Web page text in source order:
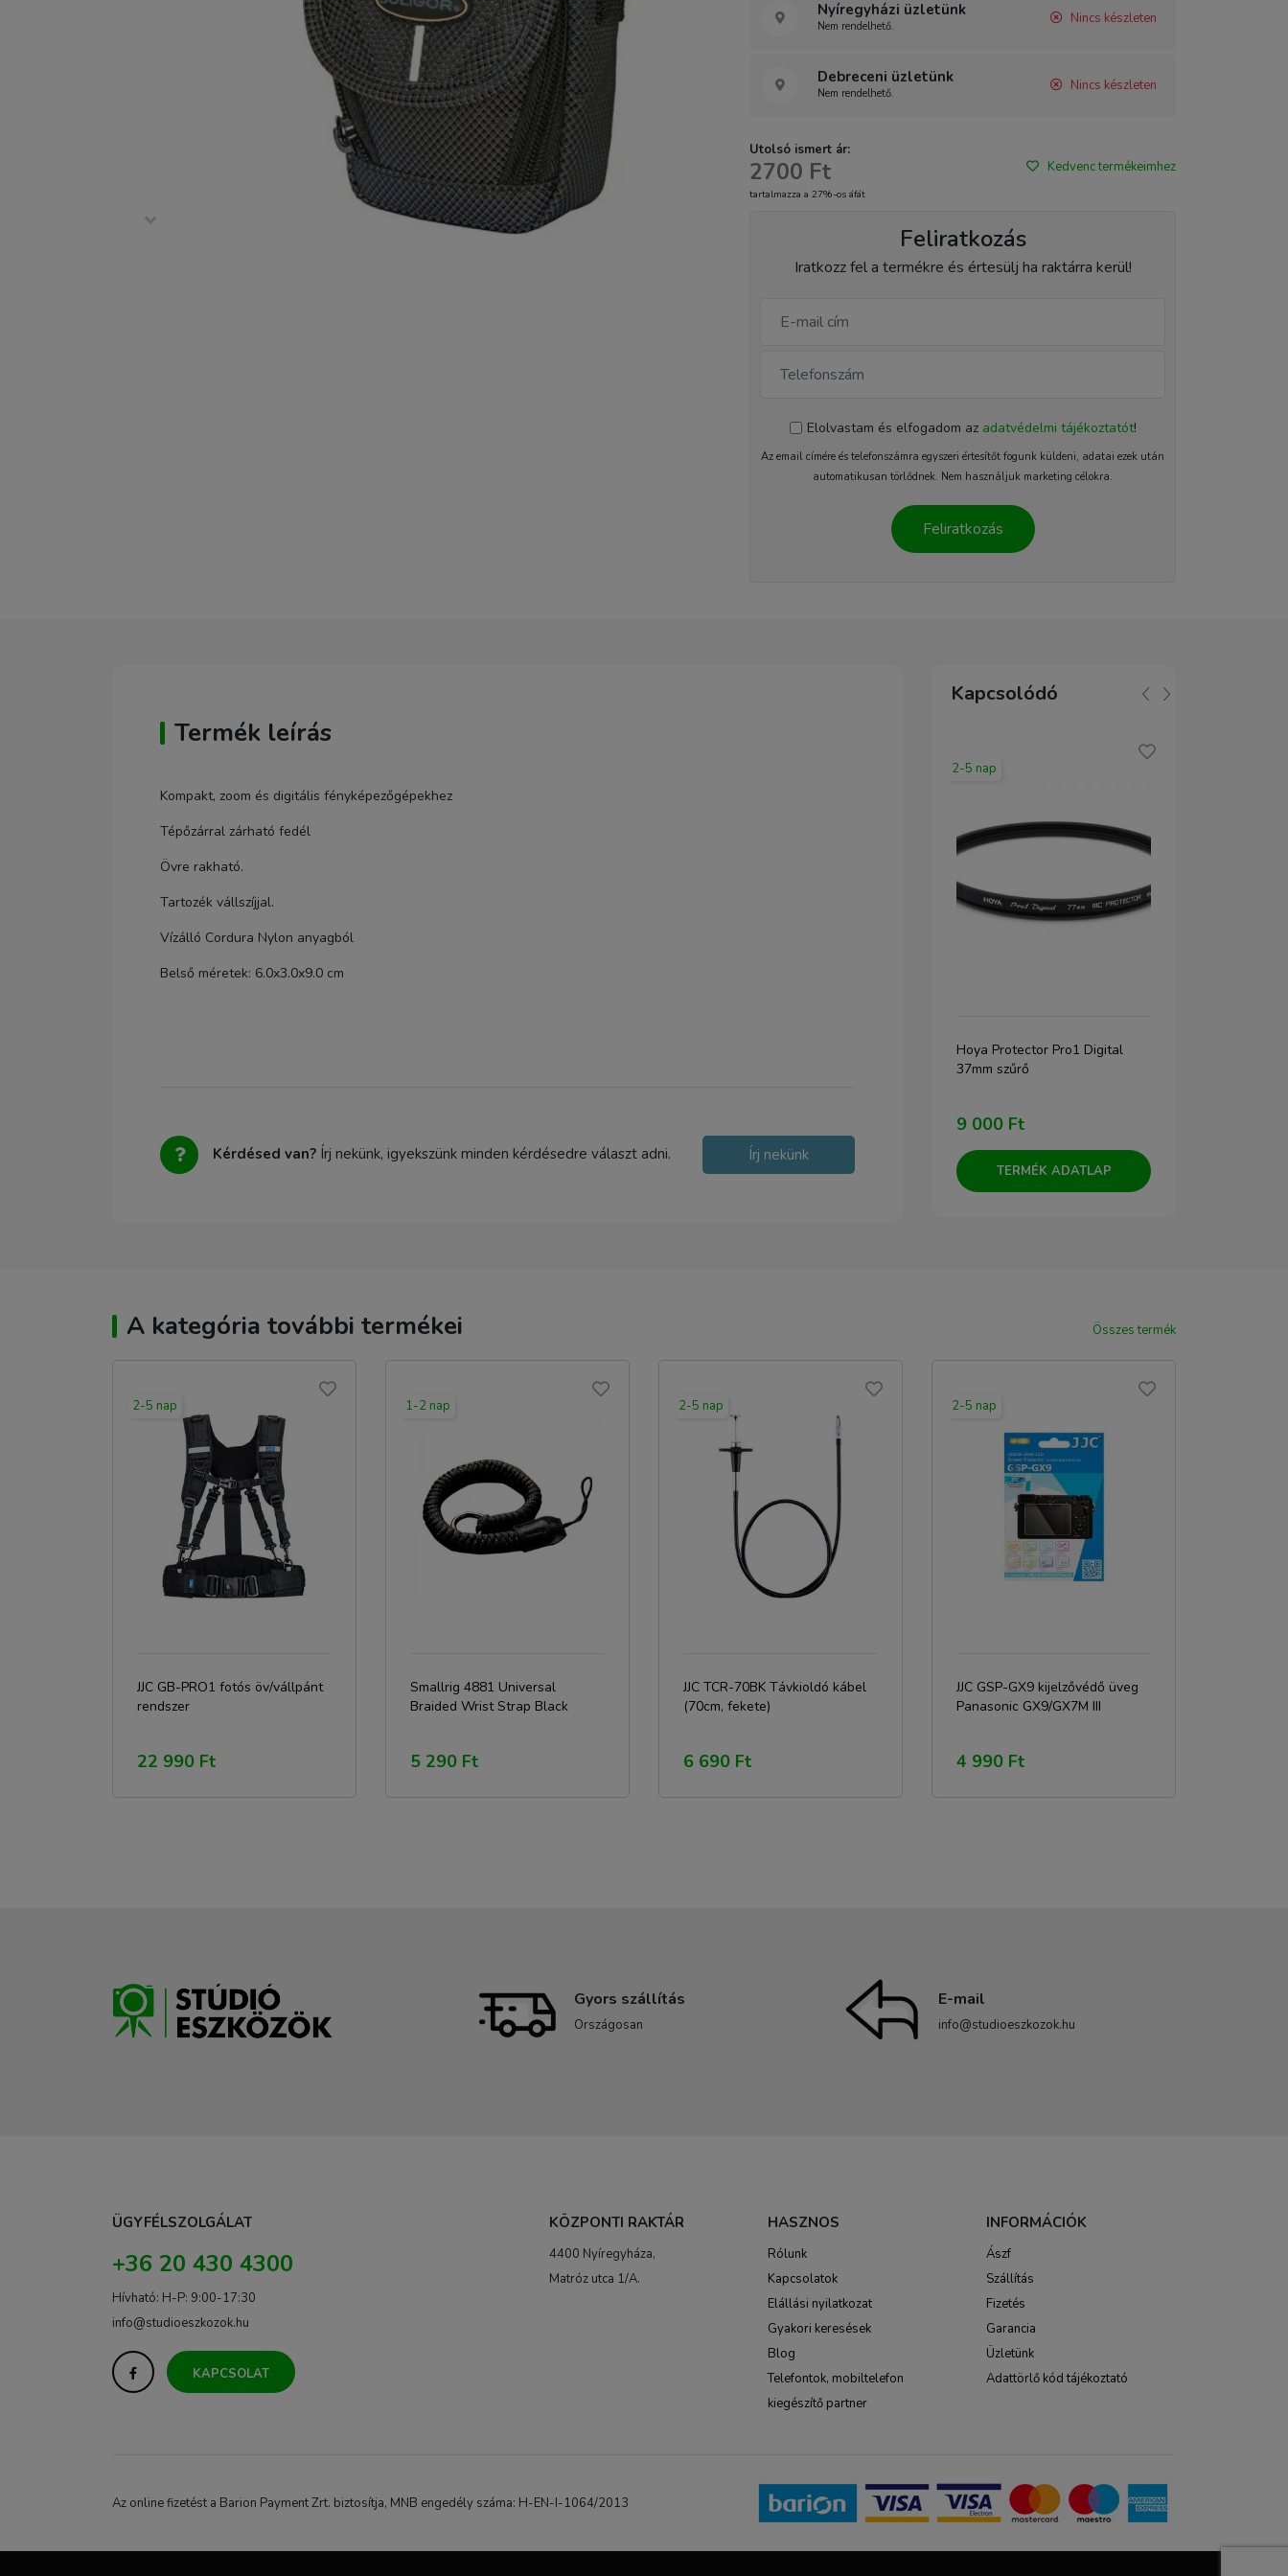
Nyíregyházi üzletünk
Nem rendelhető. Nincs készleten
Debreceni üzletünk
Nem rendelhető. Nincs készleten
Utolsó ismert ár:
2700 Ft
tartalmazza a 27%-os áfát
Kedvenc termékeimhez
Feliratkozás
Iratkozz fel a termékre és értesülj ha raktárra kerül!
Elolvastam és elfogadom az adatvédelmi tájékoztatót!
Az email címére és telefonszámra egyszeri értesítőt fogunk küldeni, adatai ezek után
automatikusan törlődnek. Nem használjuk marketing célokra.
Feliratkozás
Termék leírás
Kompakt, zoom és digitális fényképezőgépekhez
Tépőzárral zárható fedél
Övre rakható.
Tartozék vállszíjjal.
Vízálló Cordura Nylon anyagból
Belső méretek: 6.0x3.0x9.0 cm
Kérdésed van? Írj nekünk, igyekszünk minden kérdésedre választ adni. Írj nekünk
Kapcsolódó
TERMÉK ADATLAP
2-5 nap
Hoya Protector Pro1 Digital
37mm szűrő
9 000 Ft
TERMÉK ADATLAP
A kategória további termékei Összes termék
2-5 nap
JJC GB-PRO1 fotós öv/vállpánt
rendszer
22 990 Ft
1-2 nap
Smallrig 4881 Universal
Braided Wrist Strap Black
5 290 Ft
2-5 nap
JJC TCR-70BK Távkioldó kábel
(70cm, fekete)
6 690 Ft
2-5 nap
JJC GSP-GX9 kijelzővédő üveg
Panasonic GX9/GX7M III
4 990 Ft
Gyors szállítás
Országosan
E-mail
info@studioeszkozok.hu
ÜGYFÉLSZOLGÁLAT
+36 20 430 4300
Hívható: H-P: 9:00-17:30
info@studioeszkozok.hu
KAPCSOLAT
KÖZPONTI RAKTÁR
4400 Nyíregyháza,
Matróz utca 1/A.
HASZNOS
Rólunk
Kapcsolatok
Elállási nyilatkozat
Gyakori keresések
Blog
Telefontok, mobiltelefon
kiegészítő partner
INFORMÁCIÓK
Ászf
Szállítás
Fizetés
Garancia
Üzletünk
Adattörlő kód tájékoztató
Az online fizetést a Barion Payment Zrt. biztosítja, MNB engedély száma: H-EN-I-1064/2013